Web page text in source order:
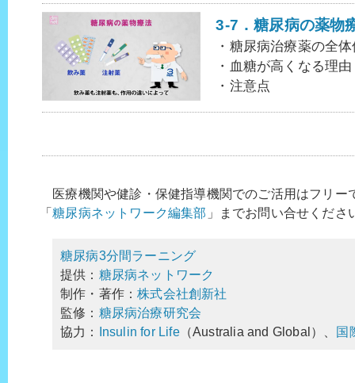
3-7．糖尿病の薬物
・糖尿病治療薬の全
・血糖が高くなる理由
・注意点
医療機関や健診・保健指導機関でのご活用はフリー
「糖尿病ネットワーク編集部 」までお問い合せくださ
糖尿病3分間ラーニング
提供： 糖尿病ネットワーク
制作・著作：株式会社創新社
監修： 糖尿病治療研究会
協力：
Insulin for Life（Australia and Global）、 国